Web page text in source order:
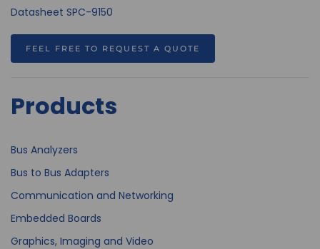
Datasheet SPC-9150
FEEL FREE TO REQUEST A QUOTE
Products
Bus Analyzers
Bus to Bus Adapters
Communication and Networking
Embedded Boards
Graphics, Imaging and Video